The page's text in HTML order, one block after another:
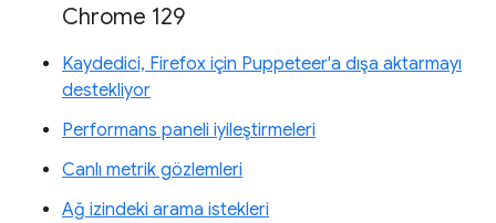
Chrome 129
Kaydedici, Firefox için Puppeteer'a dışa aktarmayı
destekliyor
Performans paneli iyileştirmeleri
Canlı metrik gözlemleri
Ağ izindeki arama istekleri